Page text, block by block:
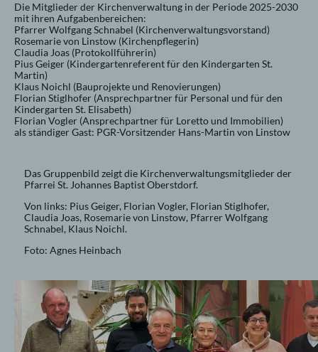
Die Mitglieder der Kirchenverwaltung in der Periode 2025-2030
mit ihren Aufgabenbereichen:
Pfarrer Wolfgang Schnabel (Kirchenverwaltungsvorstand)
Rosemarie von Linstow (Kirchenpflegerin)
Claudia Joas (Protokollführerin)
Pius Geiger (Kindergartenreferent für den Kindergarten St.
Martin)
Klaus Noichl (Bauprojekte und Renovierungen)
Florian Stiglhofer (Ansprechpartner für Personal und für den
Kindergarten St. Elisabeth)
Florian Vogler (Ansprechpartner für Loretto und Immobilien)
als ständiger Gast: PGR-Vorsitzender Hans-Martin von Linstow
Das Gruppenbild zeigt die Kirchenverwaltungsmitglieder der
Pfarrei St. Johannes Baptist Oberstdorf.
Von links: Pius Geiger, Florian Vogler, Florian Stiglhofer,
Claudia Joas, Rosemarie von Linstow, Pfarrer Wolfgang
Schnabel, Klaus Noichl.
Foto: Agnes Heinbach